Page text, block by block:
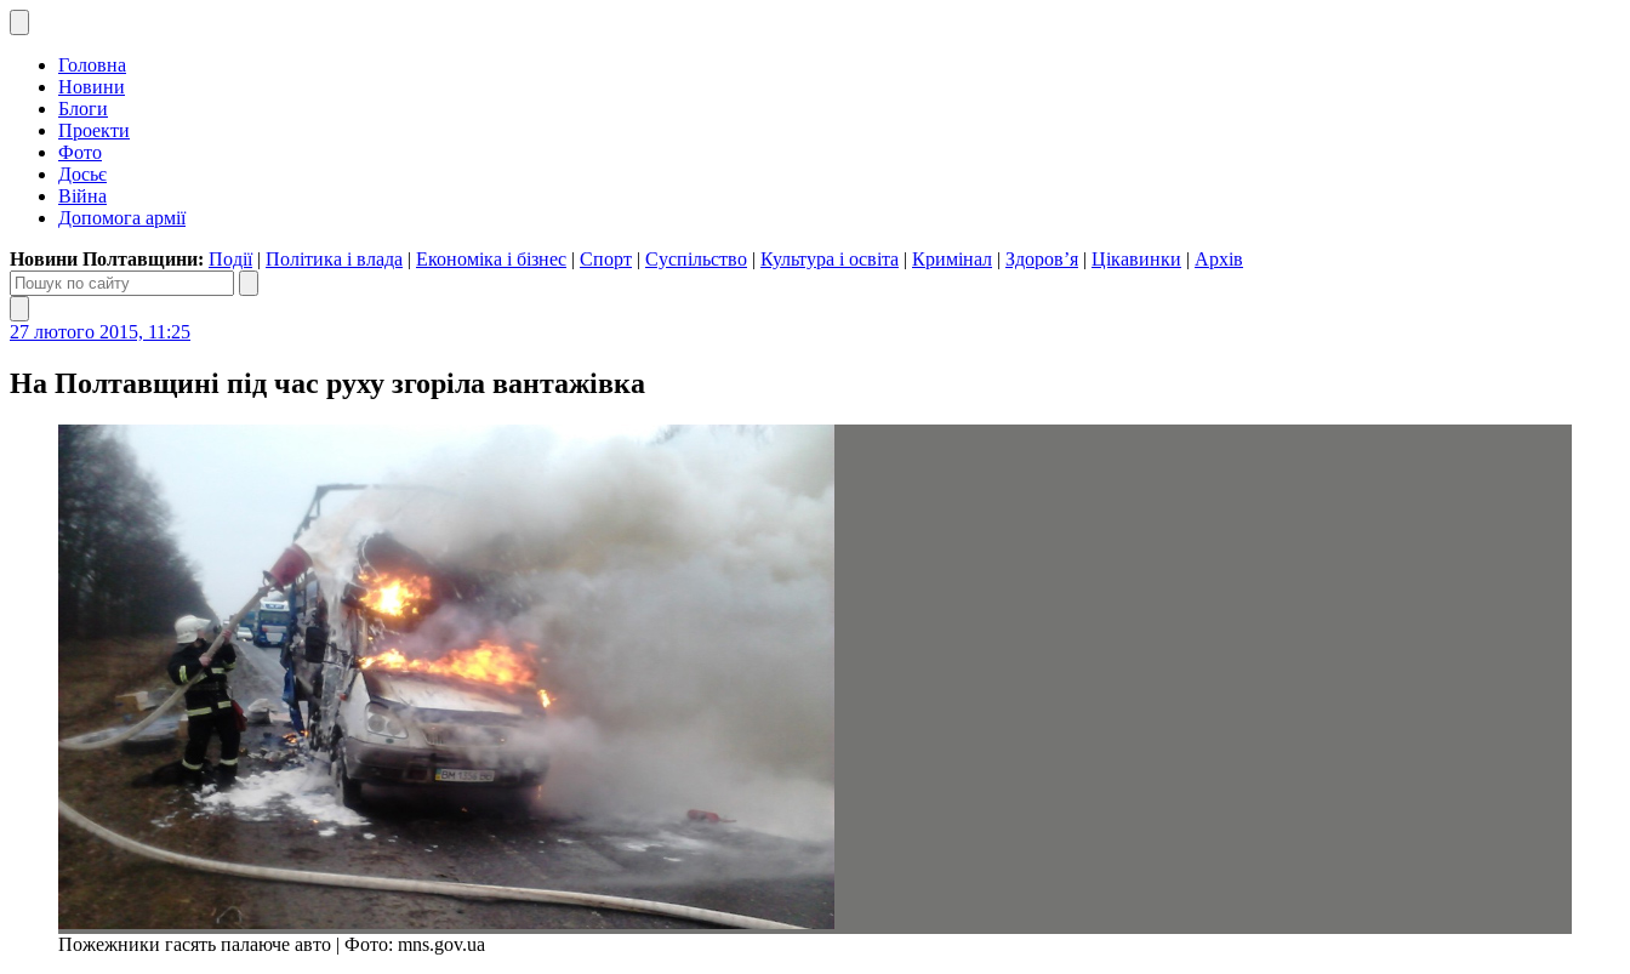
Головна
Новини
Блоги
Проекти
Фото
Досьє
Війна
Допомога армії
Новини Полтавщини: Події| Політика і влада | Економіка і бізнес | Спорт | Суспільство | Культура і освіта | Кримінал | Здоров’я | Цікавинки | Архів
27 лютого 2015, 11:25
На Полтавщині під час руху згоріла вантажівка
Пожежники гасять палаюче авто | Фото: mns.gov.ua